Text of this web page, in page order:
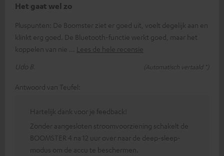
Het gaat wel zo
Pluspunten: De Boomster ziet er goed uit, voelt degelijk aan en
klinkt erg goed. De Bluetooth-functie werkt goed, maar het
koppelen van nie
Lees de hele recensie
Udo B.
(Automatisch vertaald *)
Antwoord van Teufel:
Hartelijk dank voor je feedback!
Zonder aangesloten stroomvoorziening schakelt de
BOOMSTER 4 na 12 uur over naar de deep-sleep-
modus om de accu te beschermen.